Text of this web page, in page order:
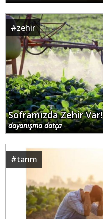
#zehir
Soframızda Zehir Var!
dayanışma datça
#tarım